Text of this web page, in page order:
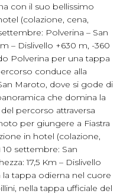
con il suo bellissimo
(colazione, cena,
Polverina – San
– Dislivello +630 m, -360
Polverina per una tappa
conduce alla
Maroto, dove si gode di
che domina la
percorso attraversa
per giungere a Fiastra
in hotel (colazione,
settembre: San
17,5 Km – Dislivello
tappa odierna nel cuore
nella tappa ufficiale del